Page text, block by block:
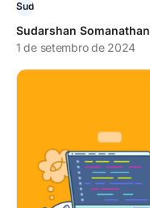
Sudarshan Somanathan
1 de setembro de 2024